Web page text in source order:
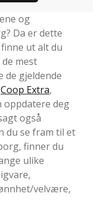
og
Da er dette
ut alt du
mest
de gjeldende
Coop Extra,
oppdatere deg
også
du se fram til et
finner du
ulike
velvære,